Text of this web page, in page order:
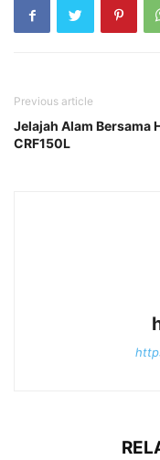
Previous article
Jelajah Alam Bersama
CRF150L